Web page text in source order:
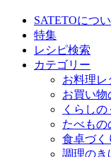
SATETOにつ
特集
レシピ検索
カテゴリー
お料理レ
お買い物
くらしの
たべもの
食卓づく
調理のき